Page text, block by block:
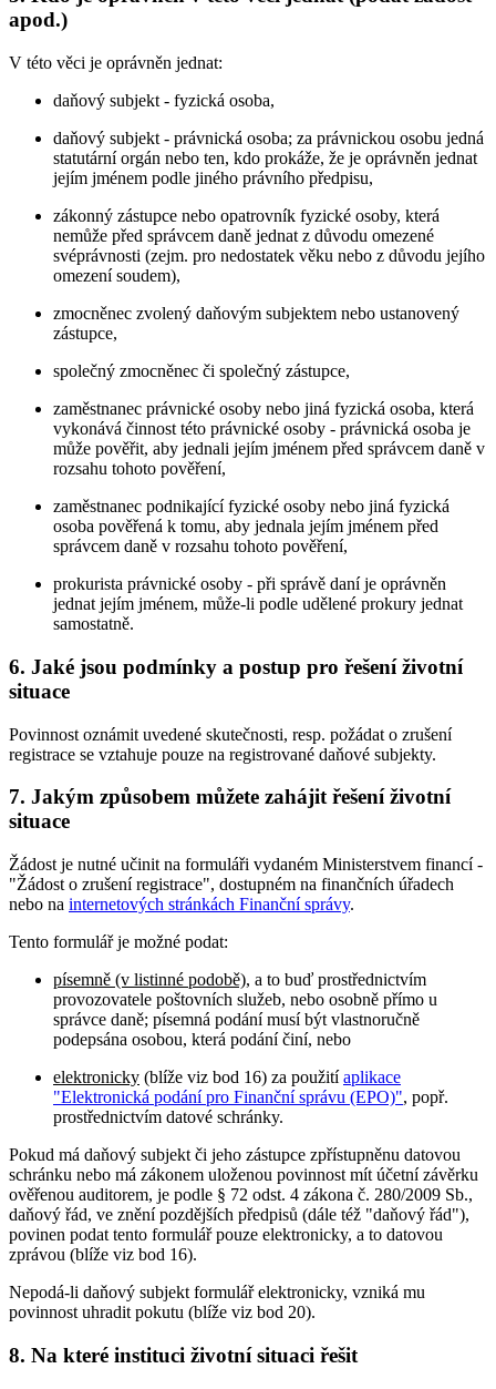
apod.)
V této věci je oprávněn jednat:
daňový subjekt - fyzická osoba,
daňový subjekt - právnická osoba; za právnickou osobu jedná
statutární orgán nebo ten, kdo prokáže, že je oprávněn jednat
jejím jménem podle jiného právního předpisu,
zákonný zástupce nebo opatrovník fyzické osoby, která
nemůže před správcem daně jednat z důvodu omezené
svéprávnosti (zejm. pro nedostatek věku nebo z důvodu jejího
omezení soudem),
zmocněnec zvolený daňovým subjektem nebo ustanovený
zástupce,
společný zmocněnec či společný zástupce,
zaměstnanec právnické osoby nebo jiná fyzická osoba, která
vykonává činnost této právnické osoby - právnická osoba je
může pověřit, aby jednali jejím jménem před správcem daně v
rozsahu tohoto pověření,
zaměstnanec podnikající fyzické osoby nebo jiná fyzická
osoba pověřená k tomu, aby jednala jejím jménem před
správcem daně v rozsahu tohoto pověření,
prokurista právnické osoby - při správě daní je oprávněn
jednat jejím jménem, může-li podle udělené prokury jednat
samostatně.
6. Jaké jsou podmínky a postup pro řešení životní
situace
Povinnost oznámit uvedené skutečnosti, resp. požádat o zrušení
registrace se vztahuje pouze na registrované daňové subjekty.
7. Jakým způsobem můžete zahájit řešení životní
situace
Žádost je nutné učinit na formuláři vydaném Ministerstvem financí -
"Žádost o zrušení registrace", dostupném na finančních úřadech
nebo na internetových stránkách Finanční správy.
Tento formulář je možné podat:
písemně (v listinné podobě), a to buď prostřednictvím
provozovatele poštovních služeb, nebo osobně přímo u
správce daně; písemná podání musí být vlastnoručně
podepsána osobou, která podání činí, nebo
elektronicky (blíže viz bod 16) za použitíaplikace
"Elektronická podání pro Finanční správu (EPO)", popř.
prostřednictvím datové schránky.
Pokud má daňový subjekt či jeho zástupce zpřístupněnu datovou
schránku nebo má zákonem uloženou povinnost mít účetní závěrku
ověřenou auditorem, je podle § 72 odst. 4 zákona č. 280/2009 Sb.,
daňový řád, ve znění pozdějších předpisů (dále též "daňový řád"),
povinen podat tento formulář pouze elektronicky, a to datovou
zprávou (blíže viz bod 16).
Nepodá-li daňový subjekt formulář elektronicky, vzniká mu
povinnost uhradit pokutu (blíže viz bod 20).
8. Na které instituci životní situaci řešit